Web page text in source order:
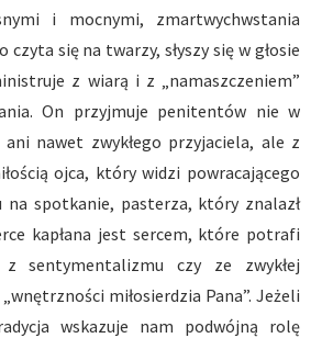
i mocnymi, zmartwychwstania
czyta się na twarzy, słyszy się w głosie
z wiarą i z „namaszczeniem”
On przyjmuje penitentów nie w
nawet zwykłego przyjaciela, ale z
ojca, który widzi powracającego
na spotkanie, pasterza, który znalazł
kapłana jest sercem, które potrafi
sentymentalizmu czy ze zwykłej
miłosierdzia Pana”. Jeżeli
wskazuje nam podwójną rolę